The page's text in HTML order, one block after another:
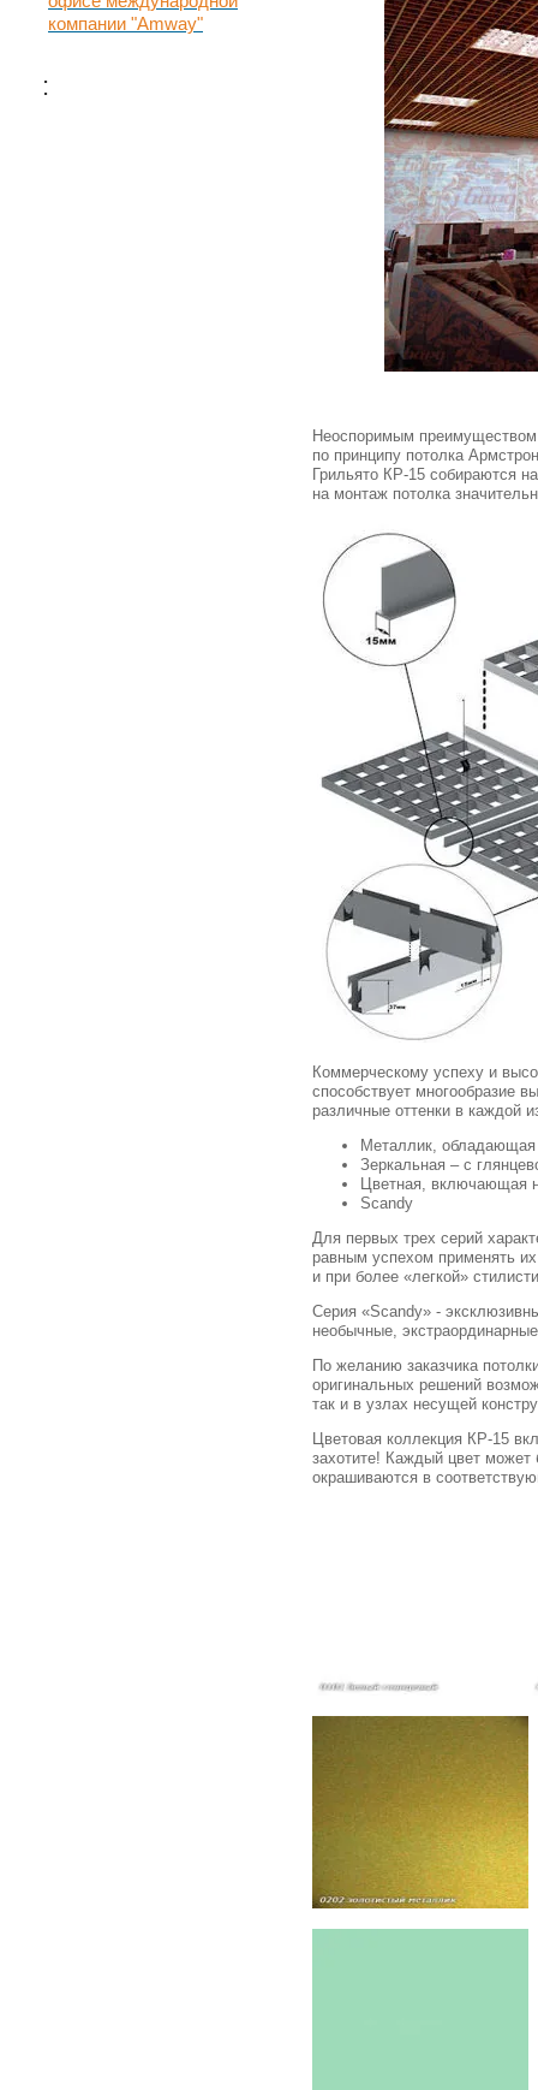
компании "Amway"
:
Неоспоримым преимуществом
по принципу потолка
Грильято КР-15 собираются
на монтаж потолка
Коммерческому успеху и
способствует многообразие
различные оттенки в каждой
Металлик, обладающая
Зеркальная – с
Цветная, включающая
Scandy
Для первых трех серий
равным успехом применять
и при более «легкой»
Серия «Scandy» -
необычные,
По желанию заказчика
оригинальных решений
так и в узлах несущей
Цветовая коллекция КР-15
захотите! Каждый цвет может
окрашиваются в